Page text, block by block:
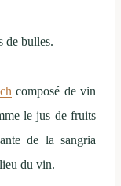
de bulles.
composé de vin
le jus de fruits
de la sangria
du vin.